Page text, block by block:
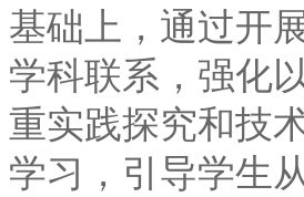
基础上，通过开
学科联系，强化
重实践探究和技
学习，引导学生